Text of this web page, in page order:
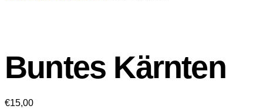
Buntes Kärnten
€15,00